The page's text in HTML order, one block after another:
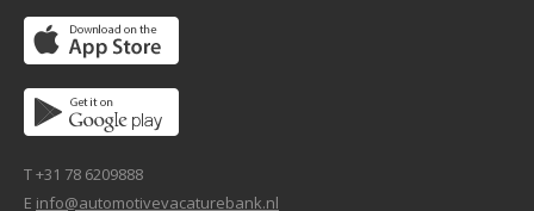
T +31 78 6209888
E info@automotivevacaturebank.nl